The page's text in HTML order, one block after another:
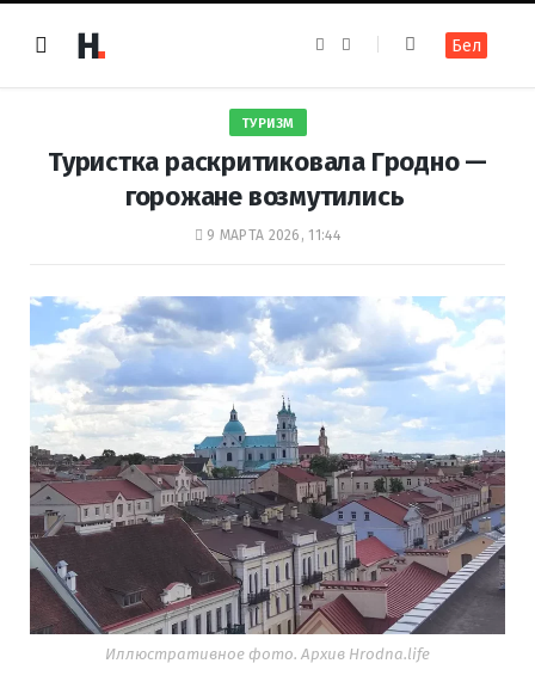
e
k
t
a
m
Бел
ТУРИЗМ
Туристка раскритиковала Гродно —
горожане возмутились
9 МАРТА 2026, 11:44
Иллюстративное фото. Архив Hrodna.life